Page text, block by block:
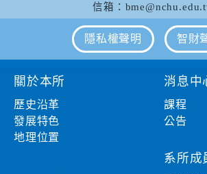
信箱：
隱私權聲明 智財
關於本所
歷史沿革
發展特色
地理位置
消息中
課程
公告
系所成